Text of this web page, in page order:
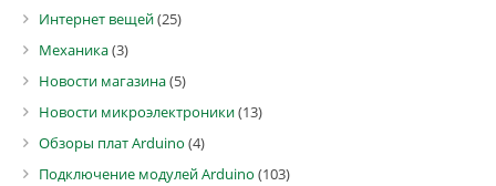
Интернет вещей(25)
Механика(3)
Новости магазина(5)
Новости микроэлектроники(13)
Обзоры плат Arduino (4)
Подключение модулей Arduino (103)